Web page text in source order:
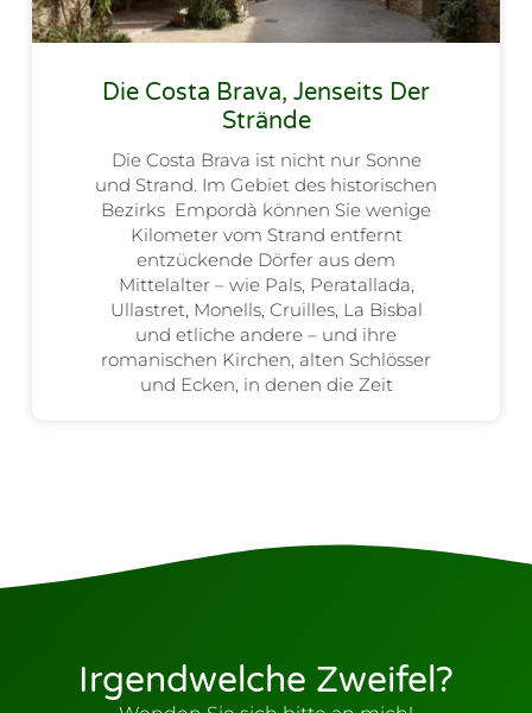
Die Costa Brava, Jenseits Der
Strände
Die Costa Brava ist nicht nur Sonne
und Strand. Im Gebiet des historischen
Bezirks Empordà können Sie wenige
Kilometer vom Strand entfernt
entzückende Dörfer aus dem
Mittelalter – wie Pals, Peratallada,
Ullastret, Monells, Cruilles, La Bisbal
und etliche andere – und ihre
romanischen Kirchen, alten Schlösser
und Ecken, in denen die Zeit
Irgendwelche Zweifel?